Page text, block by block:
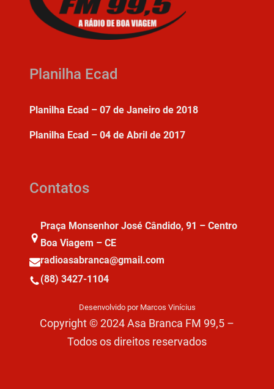
Planilha Ecad
Planilha Ecad – 07 de Janeiro de 2018
Planilha Ecad – 04 de Abril de 2017
Contatos
Praça Monsenhor José Cândido, 91 – Centro
Boa Viagem – CE
radioasabranca@gmail.com
(88) 3427-1104
Desenvolvido por Marcos Vinícius
Copyright © 2024 Asa Branca FM 99,5 –
Todos os direitos reservados